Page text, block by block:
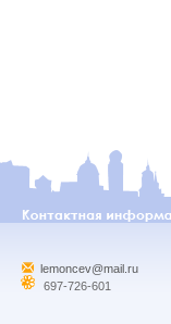
lemoncev@mail.ru
697-726-601